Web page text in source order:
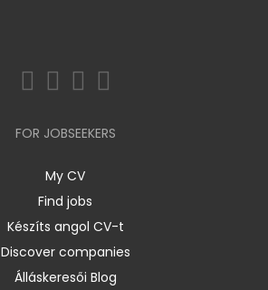
FOR JOBSEEKERS
My CV
Find jobs
Készíts angol CV-t
Discover companies
Álláskeresői Blog